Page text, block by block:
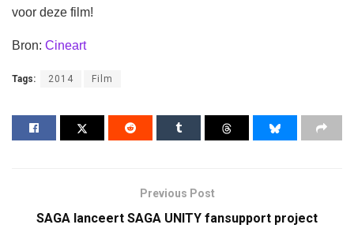
voor deze film!
Bron: Cineart
Tags: 2014 Film
Previous Post
SAGA lanceert SAGA UNITY fansupport project